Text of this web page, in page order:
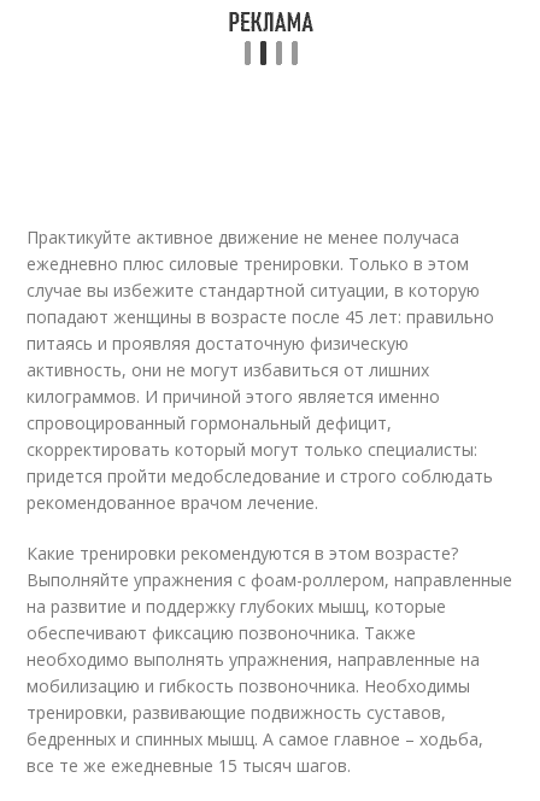
Практикуйте активное движение не менее получаса
ежедневно плюс силовые тренировки. Только в этом
случае вы избежите стандартной ситуации, в которую
попадают женщины в возрасте после 45 лет: правильно
питаясь и проявляя достаточную физическую
активность, они не могут избавиться от лишних
килограммов. И причиной этого является именно
спровоцированный гормональный дефицит,
скорректировать который могут только специалисты:
придется пройти медобследование и строго соблюдать
рекомендованное врачом лечение.
Какие тренировки рекомендуются в этом возрасте?
Выполняйте упражнения с фоам-роллером, направленные
на развитие и поддержку глубоких мышц, которые
обеспечивают фиксацию позвоночника. Также
необходимо выполнять упражнения, направленные на
мобилизацию и гибкость позвоночника. Необходимы
тренировки, развивающие подвижность суставов,
бедренных и спинных мышц. А самое главное – ходьба,
все те же ежедневные 15 тысяч шагов.